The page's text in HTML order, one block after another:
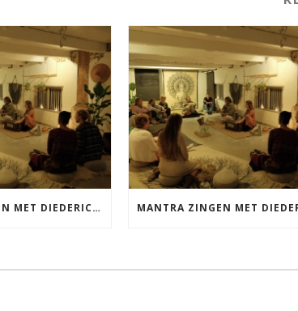
MANTRA ZINGEN MET DIEDERICK VRIJDAG 25 SEPTEMBER EN 20 NOVEMBER